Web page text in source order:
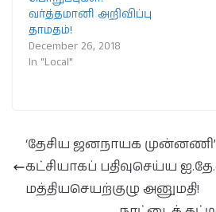
வர்த்தமானி அறிவிப்பு
தாமதம்!
December 26, 2018
In "Local"
‘தேசிய ஜனநாயக
கட்சியாகப் பதிவுசெய்ய
மத்தியசெயற்குழு அனுமதி!